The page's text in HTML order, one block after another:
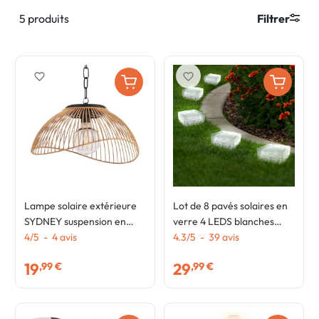
5 produits Filtrer
Lampe solaire extérieure
SYDNEY suspension en
métal effet rotin
4/5 - 4avis
19,99 €
favorite_border
Lot de 8 pavés solaires en
verre 4 LEDS blanches
éclairage de jardin
4.3/5 - 39avis
29,99 €
favorite_border